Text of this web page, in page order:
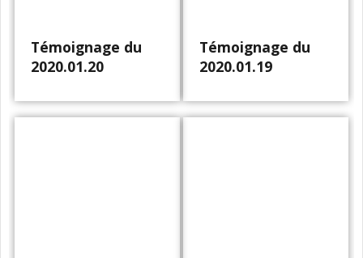
Témoignage du
2020.01.20
Témoignage du
2020.01.19